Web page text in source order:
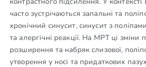
часто зустрічаються запальні та
хронічний синусит, синусит з
та алергічні реакції. На МРТ ці зміни
розширення та набряк слизової,
утворення у носі та придаткових